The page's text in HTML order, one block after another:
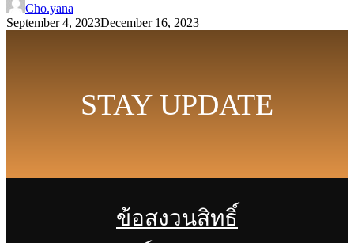
Cho.yana
September 4, 2023December 16, 2023
STAY UPDATE
ข้อสงวนสิทธิ์